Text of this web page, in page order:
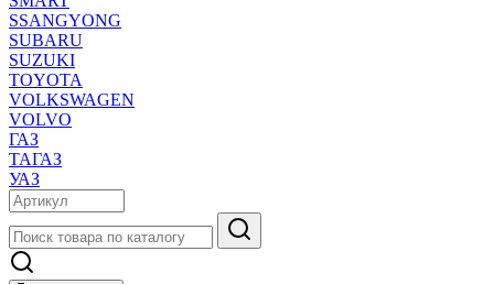
SSANGYONG
SUBARU
SUZUKI
TOYOTA
VOLKSWAGEN
VOLVO
ГАЗ
ТАГАЗ
УАЗ